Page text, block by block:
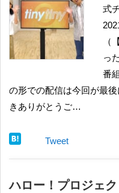
式
（
っ
番
の形での配信は今回が最
きありがとうご…
Tweet
ハロー！プロジェ